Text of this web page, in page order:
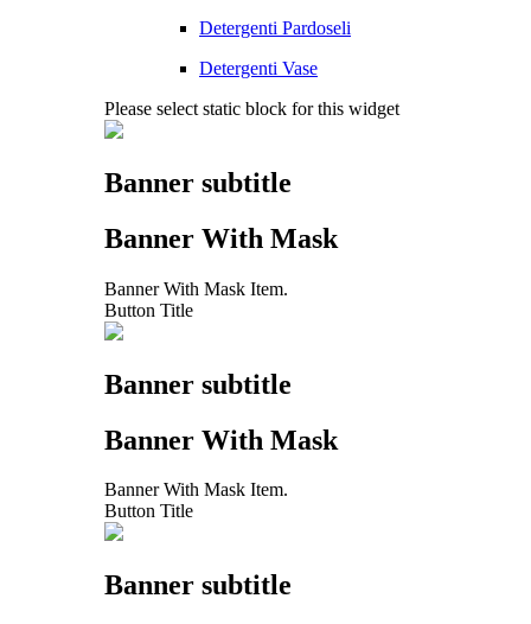
Detergenti Pardoseli
Detergenti Vase
Please select static block for this widget
Banner subtitle
Banner With Mask
Banner With Mask Item.
Button Title
Banner subtitle
Banner With Mask
Banner With Mask Item.
Button Title
Banner subtitle